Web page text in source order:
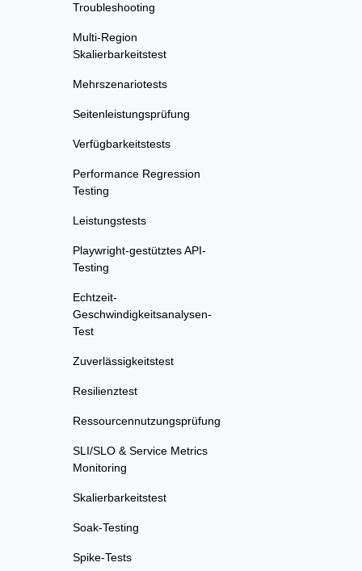
Troubleshooting
Multi-Region
Skalierbarkeitstest
Mehrszenariotests
Seitenleistungsprüfung
Verfügbarkeitstests
Performance Regression
Testing
Leistungstests
Playwright-gestütztes API-
Testing
Echtzeit-
Geschwindigkeitsanalysen-
Test
Zuverlässigkeitstest
Resilienztest
Ressourcennutzungsprüfung
SLI/SLO & Service Metrics
Monitoring
Skalierbarkeitstest
Soak-Testing
Spike-Tests